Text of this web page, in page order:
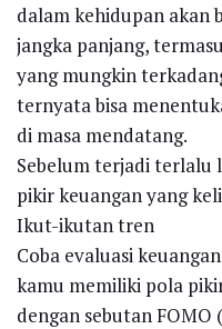
dalam kehidupan akan
jangka panjang,
yang mungkin
ternyata bisa
di masa mendatang.
Sebelum terjadi terlalu
pikir keuangan yang
Ikut-ikutan tren
Coba evaluasi
kamu memiliki pola
dengan sebutan FOMO